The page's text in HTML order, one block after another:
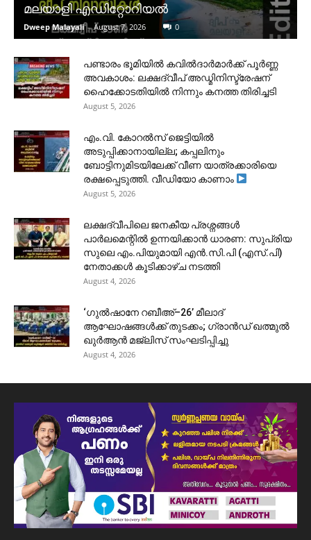
മലയാളി എഡിറ്റോറിയൽ
Dweep Malayali - August 7, 2026 0
പണ്ടാരം ഭൂമിയിൽ കവിൽദാർമാർക്ക് പൂർണ്ണ
അവകാശം: ലക്ഷദ്വീപ് അഡ്മിനിസ്ട്രേഷന്
ഹൈക്കോടതിയിൽ നിന്നും കനത്ത തിരിച്ചടി
August 5, 2026
​എം.വി. കോറൽസ് ജെട്ടിയിൽ
അടുപ്പിക്കാനായില്ല; കപ്പലിനും
ബോട്ടിനുമിടയിലേക്ക് വീണ യാത്രക്കാരിയെ
രക്ഷപ്പെടുത്തി. വീഡിയോ കാണാം
August 5, 2026
ലക്ഷദ്വീപിലെ ജനകീയ പ്രശ്നങ്ങൾ
പാർലമെന്റിൽ ഉന്നയിക്കാൻ ധാരണ: സുപ്രിയ
സുലെ എം.പിയുമായി എൻ.സി.പി (എസ്.പി)
നേതാക്കൾ കൂടിക്കാഴ്ച നടത്തി
August 4, 2026
‘ഗുൽഷാനേ റബീഅ്–26’ മീലാദ്
ആഘോഷങ്ങൾക്ക് തുടക്കം; ഗ്രാൻഡ് ഖത്മുൽ
ഖുർആൻ മജ്‌ലിസ് സംഘടിപ്പിച്ചു
August 4, 2026